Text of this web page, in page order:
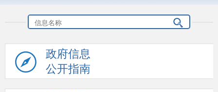
政府信息
公开指南